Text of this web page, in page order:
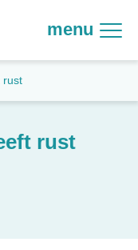
menu
rust
rust